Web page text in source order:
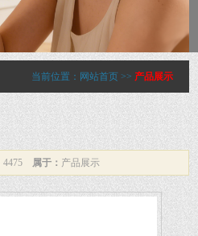
当前位置： 网站首页 >> 产品展示
4475 属于： 产品展示